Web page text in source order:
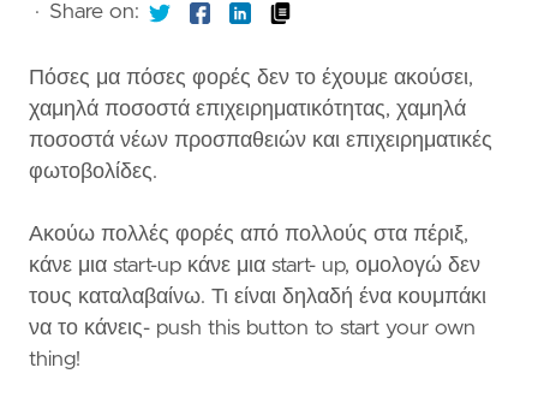
· Share on:
Πόσες μα πόσες φορές δεν το έχουμε ακούσει,
χαμηλά ποσοστά επιχειρηματικότητας, χαμηλά
ποσοστά νέων προσπαθειών και επιχειρηματικές
φωτοβολίδες.
Ακούω πολλές φορές από πολλούς στα πέριξ,
κάνε μια start-up κάνε μια start- up, ομολογώ δεν
τους καταλαβαίνω. Τι είναι δηλαδή ένα κουμπάκι
να το κάνεις- push this button to start your own
thing!